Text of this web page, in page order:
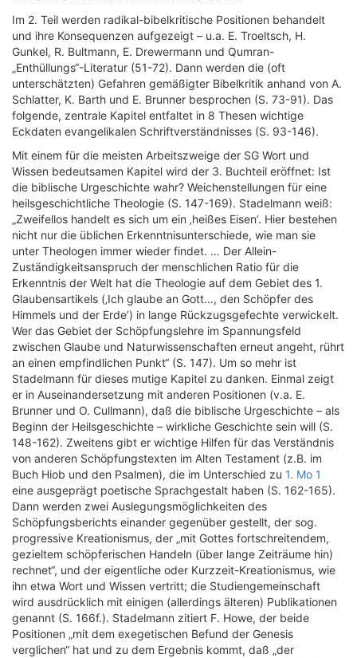
Im 2. Teil werden radikal-bibelkritische Positionen behandelt
und ihre Konsequenzen aufgezeigt – u.a. E. Troeltsch, H.
Gunkel, R. Bultmann, E. Drewermann und Qumran-
„Enthüllungs“-Literatur (51-72). Dann werden die (oft
unterschätzten) Gefahren gemäßigter Bibelkritik anhand von A.
Schlatter, K. Barth und E. Brunner besprochen (S. 73-91). Das
folgende, zentrale Kapitel entfaltet in 8 Thesen wichtige
Eckdaten evangelikalen Schriftverständnisses (S. 93-146).
Mit einem für die meisten Arbeitszweige der SG Wort und
Wissen bedeutsamen Kapitel wird der 3. Buchteil eröffnet: Ist
die biblische Urgeschichte wahr? Weichenstellungen für eine
heilsgeschichtliche Theologie (S. 147-169). Stadelmann weiß:
„Zweifellos handelt es sich um ein ‚heißes Eisen’. Hier bestehen
nicht nur die üblichen Erkenntnisunterschiede, wie man sie
unter Theologen immer wieder findet. … Der Allein-
Zuständigkeitsanspruch der menschlichen Ratio für die
Erkenntnis der Welt hat die Theologie auf dem Gebiet des 1.
Glaubensartikels (‚Ich glaube an Gott…, den Schöpfer des
Himmels und der Erde’) in lange Rückzugsgefechte verwickelt.
Wer das Gebiet der Schöpfungslehre im Spannungsfeld
zwischen Glaube und Naturwissenschaften erneut angeht, rührt
an einen empfindlichen Punkt“ (S. 147). Um so mehr ist
Stadelmann für dieses mutige Kapitel zu danken. Einmal zeigt
er in Auseinandersetzung mit anderen Positionen (v.a. E.
Brunner und O. Cullmann), daß die biblische Urgeschichte – als
Beginn der Heilsgeschichte – wirkliche Geschichte sein will (S.
148-162). Zweitens gibt er wichtige Hilfen für das Verständnis
von anderen Schöpfungstexten im Alten Testament (z.B. im
Buch Hiob und den Psalmen), die im Unterschied zu 1. Mo 1
eine ausgeprägt poetische Sprachgestalt haben (S. 162-165).
Dann werden zwei Auslegungsmöglichkeiten des
Schöpfungsberichts einander gegenüber gestellt, der sog.
progressive Kreationismus, der „mit Gottes fortschreitendem,
gezieltem schöpferischen Handeln (über lange Zeiträume hin)
rechnet“, und der eigentliche oder Kurzzeit-Kreationismus, wie
ihn etwa Wort und Wissen vertritt; die Studiengemeinschaft
wird ausdrücklich mit einigen (allerdings älteren) Publikationen
genannt (S. 166f.). Stadelmann zitiert F. Howe, der beide
Positionen „mit dem exegetischen Befund der Genesis
verglichen“ hat und zu dem Ergebnis kommt, daß „der